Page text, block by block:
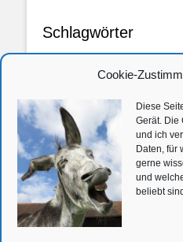
Cookie-
Diese
Gerät. Die
und ich
Daten, für
gerne
und
beliebt
Schlagwörter
Anzahl
Deutschland Einzelhaltung
fotografieren
frieren Gehege
Haltung
Kauf Kinder Kleben Kreuz Kälte
Schlachtesel Schutz Silvester Stall
Tierschutzgesetz
Trennen Urteil
Weltweit Zähne